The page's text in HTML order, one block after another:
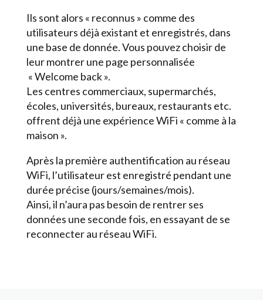
Ils sont alors « reconnus » comme des
utilisateurs déjà existant et enregistrés, dans
une base de donnée. Vous pouvez choisir de
leur montrer une page personnalisée
« Welcome back ».
Les centres commerciaux, supermarchés,
écoles, universités, bureaux, restaurants etc.
offrent déjà une expérience WiFi « comme à la
maison ».
Après la première authentification au réseau
WiFi, l’utilisateur est enregistré pendant une
durée précise (jours/semaines/mois).
Ainsi, il n’aura pas besoin de rentrer ses
données une seconde fois, en essayant de se
reconnecter au réseau WiFi.